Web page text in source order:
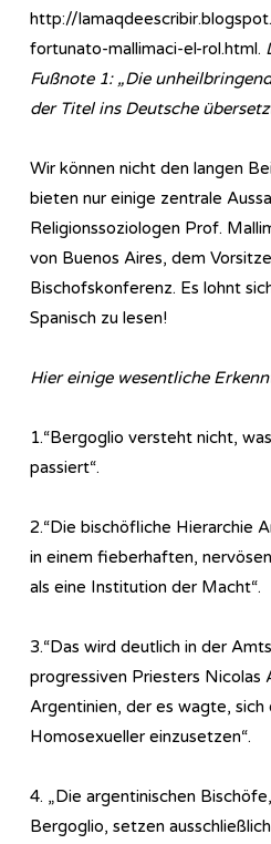
http://
fortunato-mallimaci-el-rol.html.
Fußnote 1: „Die
der Titel ins Deutsche
Wir können nicht den langen
bieten nur einige zentrale
Religionssoziologen Prof.
von Buenos Aires, dem
Bischofskonferenz. Es lohnt
Spanisch zu lesen!
Hier einige wesentliche
1.“Bergoglio versteht nicht,
passiert“.
2.“Die bischöfliche Hierarchie
in einem fieberhaften,
als eine Institution der Macht“.
3.“Das wird deutlich in der
progressiven Priesters Nicolas
Argentinien, der es wagte,
Homosexueller einzusetzen“.
4. „Die argentinischen
Bergoglio, setzen